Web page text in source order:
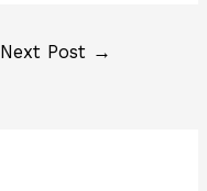
Next Post →